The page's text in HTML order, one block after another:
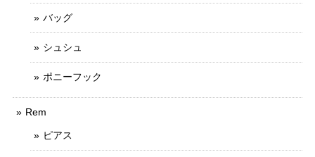
バッグ
シュシュ
ポニーフック
Rem
ピアス